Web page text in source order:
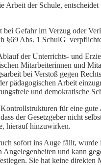
Arbeit der Schule,
Gefahr im Verzug oder
§69 Abs. 1 SchulG
der Unterrichts- und
Mitarbeiterinnen und
bei Verstoß gegen
pädagogischen Arbeit
und demokratische
für eine
der Gesetzgeber nicht
hierauf hinzuwirken.
sofort ins Auge fällt,
Angelegenheiten und kann
Sie hat keine